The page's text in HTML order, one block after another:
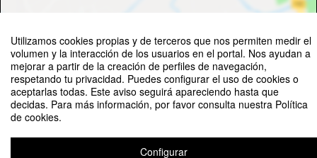
Utilizamos cookies propias y de terceros que nos permiten medir el
volumen y la interacción de los usuarios en el portal. Nos ayudan a
mejorar a partir de la creación de perfiles de navegación,
respetando tu privacidad. Puedes configurar el uso de cookies o
aceptarlas todas. Este aviso seguirá apareciendo hasta que
decidas. Para más información, por favor consulta nuestra Política
de cookies.
Configurar
Sport and Climate - Raquetas de nieve